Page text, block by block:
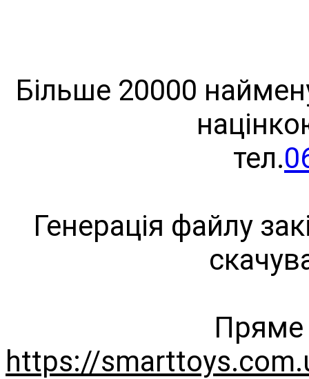
Більше 20000
тел.
Генерація файлу
Пряме
https://